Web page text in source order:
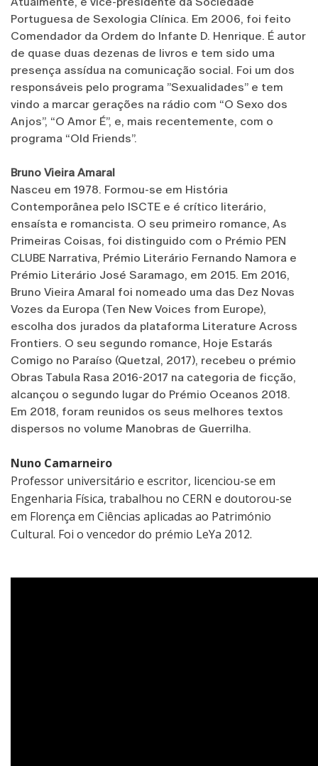
Portuguesa de Sexologia Clínica. Em 2006, foi feito
Comendador da Ordem do Infante D. Henrique. É autor
de quase duas dezenas de livros e tem sido uma
presença assídua na comunicação social. Foi um dos
responsáveis pelo programa ”Sexualidades” e tem
vindo a marcar gerações na rádio com “O Sexo dos
Anjos”, “O Amor É”, e, mais recentemente, com o
programa “Old Friends”.
Bruno Vieira Amaral
Nasceu em 1978. Formou-se em História
Contemporânea pelo ISCTE e é crítico literário,
ensaísta e romancista. O seu primeiro romance, As
Primeiras Coisas, foi distinguido com o Prémio PEN
CLUBE Narrativa, Prémio Literário Fernando Namora e
Prémio Literário José Saramago, em 2015. Em 2016,
Bruno Vieira Amaral foi nomeado uma das Dez Novas
Vozes da Europa (Ten New Voices from Europe),
escolha dos jurados da plataforma Literature Across
Frontiers. O seu segundo romance, Hoje Estarás
Comigo no Paraíso (Quetzal, 2017), recebeu o prémio
Obras Tabula Rasa 2016-2017 na categoria de ficção,
alcançou o segundo lugar do Prémio Oceanos 2018.
Em 2018, foram reunidos os seus melhores textos
dispersos no volume Manobras de Guerrilha.
Nuno Camarneiro
Professor universitário e escritor, licenciou-se em
Engenharia Física, trabalhou no CERN e doutorou-se
em Florença em Ciências aplicadas ao Património
Cultural. Foi o vencedor do prémio LeYa 2012.